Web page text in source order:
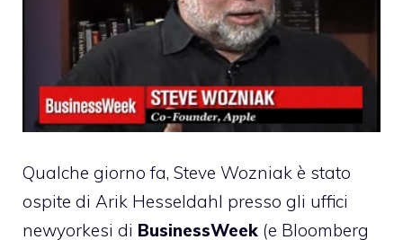
Qualche giorno fa, Steve Wozniak è stato
ospite di Arik Hesseldahl presso gli uffici
newyorkesi di BusinessWeek (e Bloomberg